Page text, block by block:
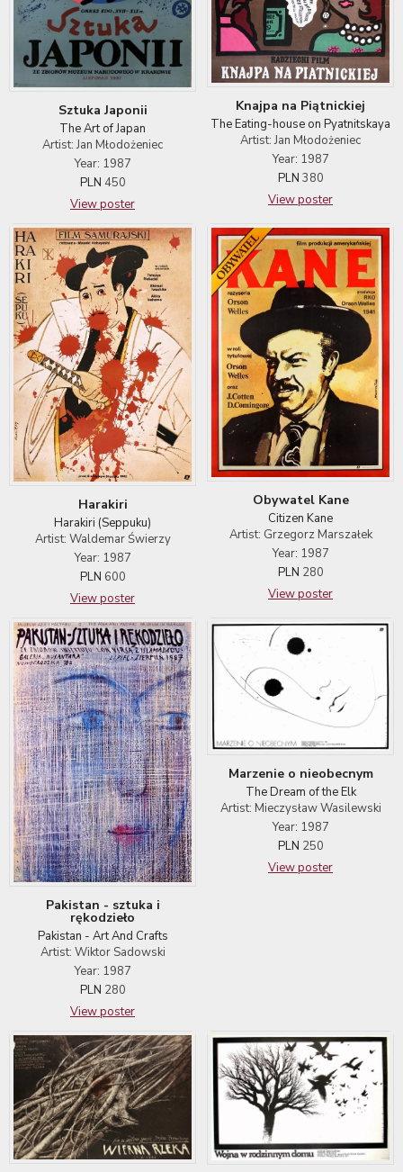
Sztuka Japonii
The Art of Japan
Artist: Jan Młodożeniec
Year: 1987
PLN 450
View poster
Knajpa na Piątnickiej
The Eating-house on Pyatnitskaya
Artist: Jan Młodożeniec
Year: 1987
PLN 380
View poster
Harakiri
Harakiri (Seppuku)
Artist: Waldemar Świerzy
Year: 1987
PLN 600
View poster
Obywatel Kane
Citizen Kane
Artist: Grzegorz Marszałek
Year: 1987
PLN 280
View poster
Pakistan - sztuka i
rękodzieło
Pakistan - Art And Crafts
Artist: Wiktor Sadowski
Year: 1987
PLN 280
View poster
Marzenie o nieobecnym
The Dream of the Elk
Artist: Mieczysław Wasilewski
Year: 1987
PLN 250
View poster